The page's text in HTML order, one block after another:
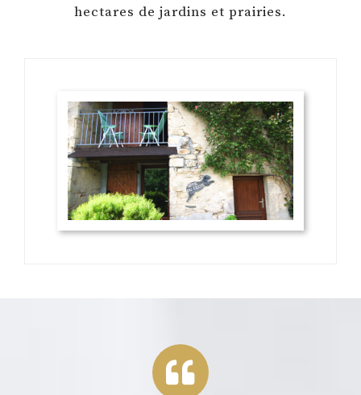
hectares de jardins et prairies.